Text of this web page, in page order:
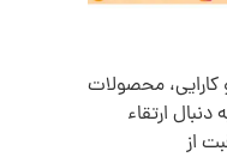
کارایی، محصولات
دنبال ارتقاء
از